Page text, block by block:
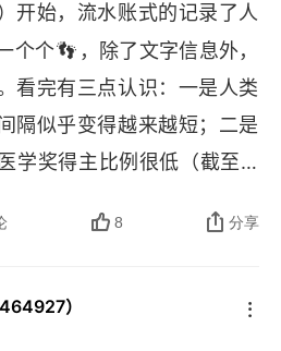
与一种抗毒素
发现
全
开启新观察角度的新方法。
求生之路，人类走了万年千
惊心动魄历程…… 这些，我
史》所呈现的五十个战胜死
貌。这本《极简医学史》由
授，与盖尔・伊顿教授联手
些高光时刻，感受生命的脆
开始，流水账式的记录了人
个个👣 ，除了文字信息外，
看完有三点认识：一是人类
隔似乎变得越来越短；二是
学奖得主比例很低（截至 2
很低（唯一得奖的屠呦呦还
8 分享
）